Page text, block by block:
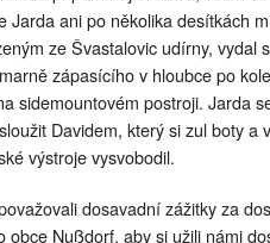
Jarda ani po několika desítkách
ze Švastalovic udírny, vydal
zápasícího v hloubce po
sidemountovém postroji. Jarda
Davidem, který si zul boty a
výstroje vysvobodil.
dosavadní zážitky za
obce Nußdorf, aby si užili námi